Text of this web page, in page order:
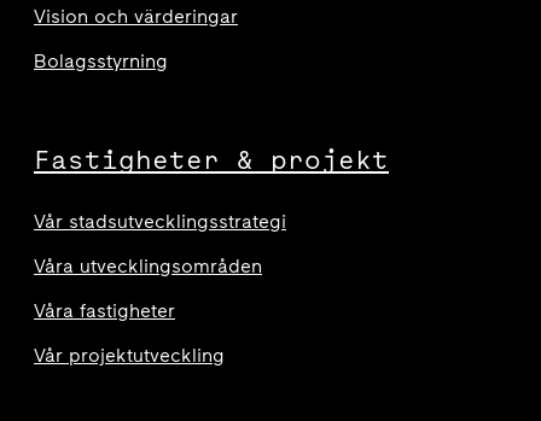
Vision och värderingar
Bolagsstyrning
Fastigheter & projekt
Vår stadsutvecklingsstrategi
Våra utvecklingsområden
Våra fastigheter
Vår projektutveckling